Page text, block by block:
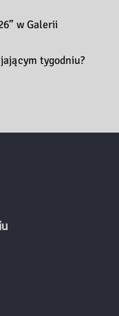
w Galerii
tygodniu?